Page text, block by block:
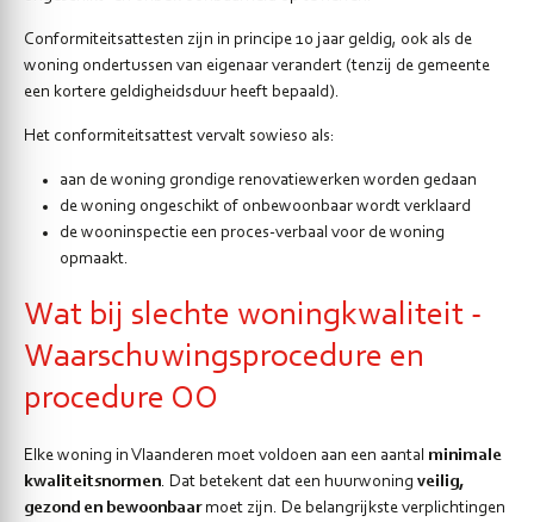
Conformiteitsattesten zijn in principe 10 jaar geldig, ook als de
woning ondertussen van eigenaar verandert (tenzij de gemeente
een kortere geldigheidsduur heeft bepaald).
Het conformiteitsattest vervalt sowieso als:
aan de woning grondige renovatiewerken worden gedaan
de woning ongeschikt of onbewoonbaar wordt verklaard
de wooninspectie een proces-verbaal voor de woning
opmaakt.
Wat bij slechte woningkwaliteit -
Waarschuwingsprocedure en
procedure OO
Elke woning in Vlaanderen moet voldoen aan een aantal minimale
kwaliteitsnormen. Dat betekent dat een huurwoning veilig,
gezond en bewoonbaarmoet zijn. De belangrijkste verplichtingen